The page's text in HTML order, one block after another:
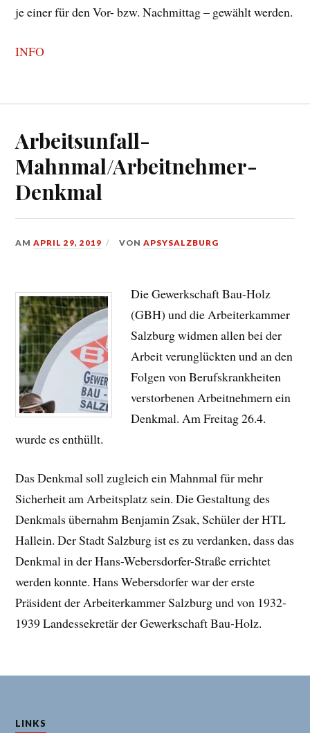
je einer für den Vor- bzw. Nachmittag – gewählt werden.
INFO
Arbeitsunfall-
Mahnmal/Arbeitnehmer-
Denkmal
AMAPRIL 29, 2019 VONAPSYSALZBURG
Die Gewerkschaft Bau-Holz
(GBH) und die Arbeiterkammer
Salzburg widmen allen bei der
Arbeit verunglückten und an den
Folgen von Berufskrankheiten
verstorbenen Arbeitnehmern ein
Denkmal. Am Freitag 26.4.
wurde es enthüllt.
Das Denkmal soll zugleich ein Mahnmal für mehr
Sicherheit am Arbeitsplatz sein. Die Gestaltung des
Denkmals übernahm Benjamin Zsak, Schüler der HTL
Hallein. Der Stadt Salzburg ist es zu verdanken, dass das
Denkmal in der Hans-Webersdorfer-Straße errichtet
werden konnte. Hans Webersdorfer war der erste
Präsident der Arbeiterkammer Salzburg und von 1932-
1939 Landessekretär der Gewerkschaft Bau-Holz.
LINKS